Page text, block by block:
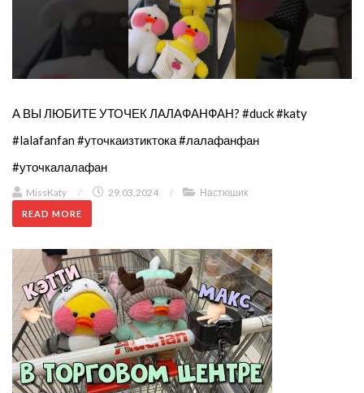
А ВЫ ЛЮБИТЕ УТОЧЕК ЛАЛАФАНФАН? #duck #katy
#lalafanfan #уточкаизтиктока #лалафанфан
#уточкалалафан
MissKaty / 29.03.2024 / Настюшик
READ MORE